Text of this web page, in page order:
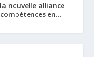
nouvelle alliance
en...